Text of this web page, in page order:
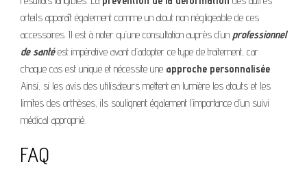
orteils apparaît également comme un atout non négligeable de ces
accessoires. Il est à noter qu’une consultation auprès d’un professionnel
de santéest impérative avant d’adopter ce type de traitement, car
chaque cas est unique et nécessite une approche personnalisée.
Ainsi, si les avis des utilisateurs mettent en lumière les atouts et les
limites des orthèses, ils soulignent également l’importance d’un suivi
médical approprié.
FAQ